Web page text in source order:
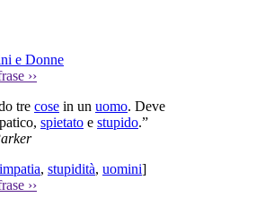
e Donne
››
tre cose in un uomo. Deve
spietato e stupido.”
, stupidità, uomini]
››